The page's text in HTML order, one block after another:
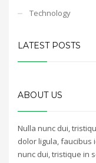
Technology
LATEST POSTS
ABOUT US
Nulla nunc dui,
dolor ligula, faucibus
nunc dui, tristique in